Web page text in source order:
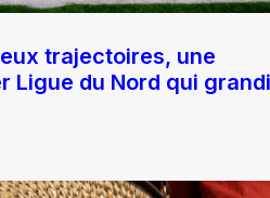
trajectoires, une
Ligue du Nord qui